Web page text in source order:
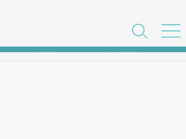
検
索
メ
ニ